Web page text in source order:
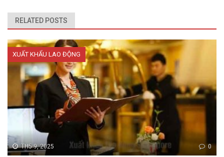
RELATED POSTS
XUẤT KHẨU LAO ĐỘNG
TH5 9, 2025 0